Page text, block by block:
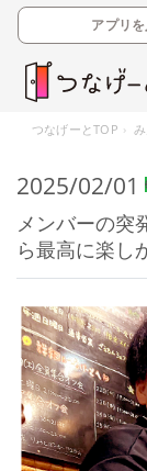
アプリ
つなげーとTOP
2025/02/01
メンバーの突
ら最高に楽し